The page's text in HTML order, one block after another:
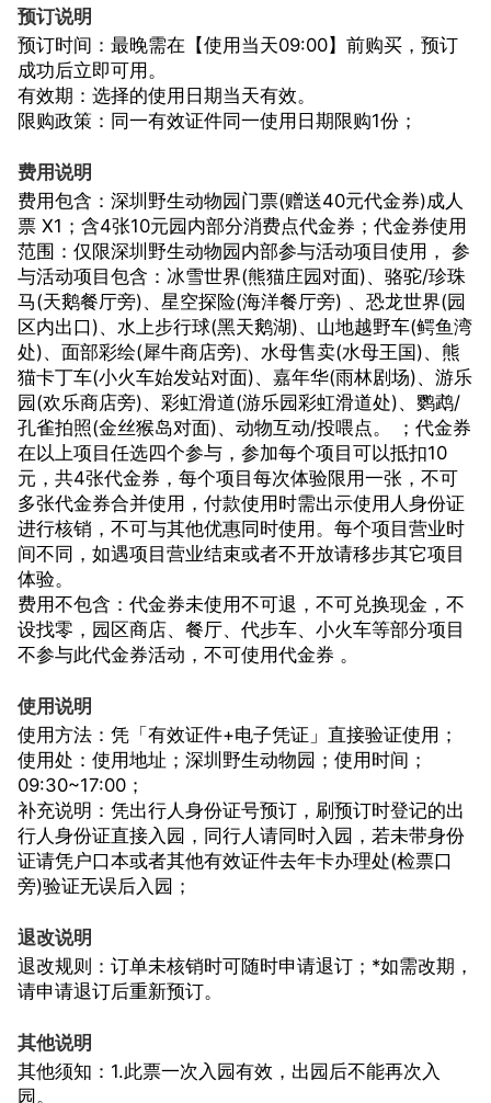
预订说明
预订时间：最晚需在【使用当天09:00】前购买，预订
成功后立即可用。
有效期：选择的使用日期当天有效。
限购政策：同一有效证件同一使用日期限购1份；
费用说明
费用包含：深圳野生动物园门票(赠送40元代金券)成人
票 X1；含4张10元园内部分消费点代金券；代金券使用
范围：仅限深圳野生动物园内部参与活动项目使用， 参
与活动项目包含：冰雪世界(熊猫庄园对面)、骆驼/珍珠
马(天鹅餐厅旁)、星空探险(海洋餐厅旁) 、恐龙世界(园
区内出口)、水上步行球(黑天鹅湖)、山地越野车(鳄鱼湾
处)、面部彩绘(犀牛商店旁)、水母售卖(水母王国)、熊
猫卡丁车(小火车始发站对面)、嘉年华(雨林剧场)、游乐
园(欢乐商店旁)、彩虹滑道(游乐园彩虹滑道处)、鹦鹉/
孔雀拍照(金丝猴岛对面)、动物互动/投喂点。 ；代金券
在以上项目任选四个参与，参加每个项目可以抵扣10
元，共4张代金券，每个项目每次体验限用一张，不可
多张代金券合并使用，付款使用时需出示使用人身份证
进行核销，不可与其他优惠同时使用。每个项目营业时
间不同，如遇项目营业结束或者不开放请移步其它项目
体验。
费用不包含：代金券未使用不可退，不可兑换现金，不
设找零，园区商店、餐厅、代步车、小火车等部分项目
不参与此代金券活动，不可使用代金券 。
使用说明
使用方法：凭「有效证件+电子凭证」直接验证使用；
使用处：使用地址；深圳野生动物园；使用时间；
09:30~17:00；
补充说明：凭出行人身份证号预订，刷预订时登记的出
行人身份证直接入园，同行人请同时入园，若未带身份
证请凭户口本或者其他有效证件去年卡办理处(检票口
旁)验证无误后入园；
退改说明
退改规则：订单未核销时可随时申请退订；*如需改期，
请申请退订后重新预订。
其他说明
其他须知：1.此票一次入园有效，出园后不能再次入
园。